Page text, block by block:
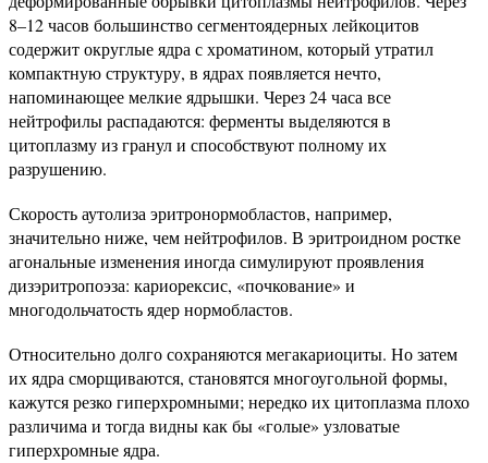
8–12 часов большинство сегментоядерных лейкоцитов
содержит округлые ядра с хроматином, который утратил
компактную структуру, в ядрах появляется нечто,
напоминающее мелкие ядрышки. Через 24 часа все
нейтрофилы распадаются: ферменты выделяются в
цитоплазму из гранул и способствуют полному их
разрушению.
Скорость аутолиза эритронормобластов, например,
значительно ниже, чем нейтрофилов. В эритроидном ростке
агональные изменения иногда симулируют проявления
дизэритропоэза: кариорексис, «почкование» и
многодольчатость ядер нормобластов.
Относительно долго сохраняются мегакариоциты. Но затем
их ядра сморщиваются, становятся многоугольной формы,
кажутся резко гиперхромными; нередко их цитоплазма плохо
различима и тогда видны как бы «голые» узловатые
гиперхромные ядра.